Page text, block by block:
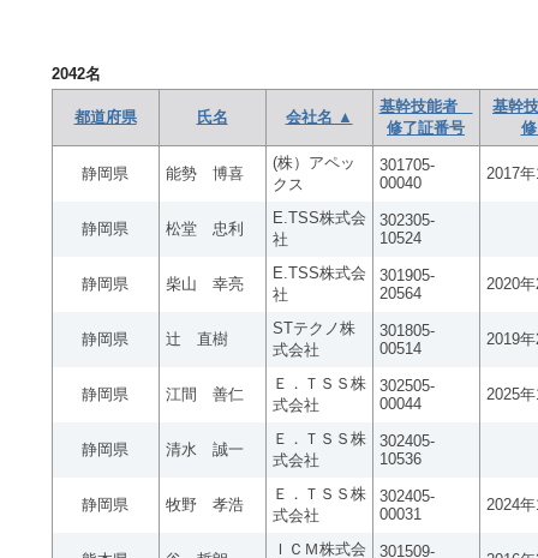
2042名
都道府県 氏名 会社名 ▲
基幹技能者
修了証番号
基幹
静岡県 能勢 博喜
(株）アペッ
クス
301705-
00040
2017
静岡県 松堂 忠利
E.TSS株式会
社
302305-
10524
静岡県 柴山 幸亮
E.TSS株式会
社
301905-
20564
2020
静岡県 辻 直樹
STテクノ株
式会社
301805-
00514
2019
静岡県 江間 善仁
Ｅ．ＴＳＳ株
式会社
302505-
00044
2025
静岡県 清水 誠一
Ｅ．ＴＳＳ株
式会社
302405-
10536
静岡県 牧野 孝浩
Ｅ．ＴＳＳ株
式会社
302405-
00031
2024
ＩＣＭ株式会
301509-